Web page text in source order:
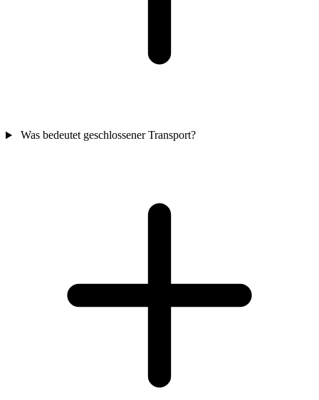
Was bedeutet geschlossener Transport?